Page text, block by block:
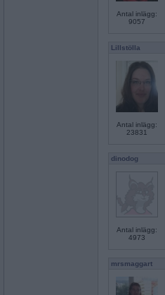
Antal inlägg:
9057
Lillstölla
Antal inlägg:
23831
dinodog
Antal inlägg:
4973
mrsmaggart